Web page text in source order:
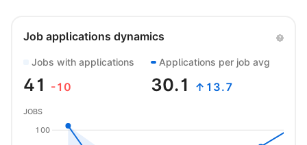
Job applications dynamics
Jobs with applications
41 -10
Applications per job avg
30.1 ↑13.7
100
JOBS